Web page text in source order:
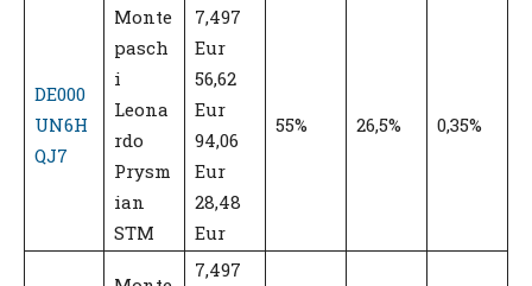
DE000
UN6H
QJ7
Monte
pasch
i
Leona
rdo
Prysm
ian
STM
7,497
Eur
56,62
Eur
94,06
Eur
28,48
Eur
55% 26,5% 0,35%
7,497